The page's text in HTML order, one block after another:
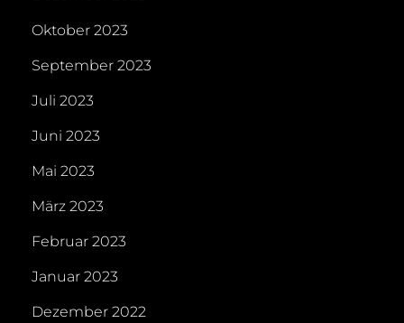
Oktober 2023
September 2023
Juli 2023
Juni 2023
Mai 2023
März 2023
Februar 2023
Januar 2023
Dezember 2022